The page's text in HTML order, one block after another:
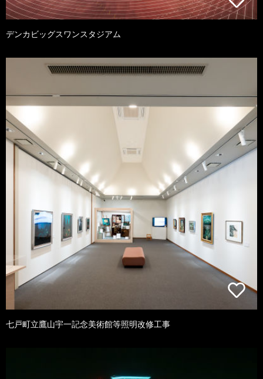
デンカビッグスワンスタジアム
七戸町立鷹山宇一記念美術館等照明改修工事